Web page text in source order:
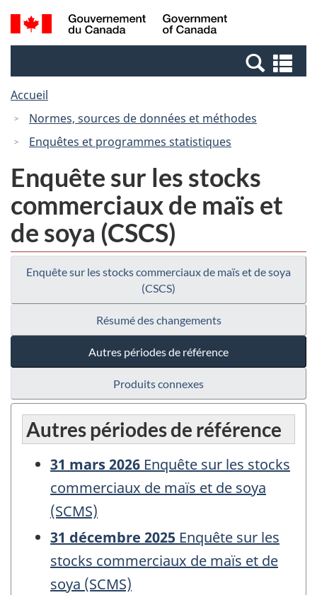
Passer
au
Passer
à
Canada
Recherche
et
et
Accueil
Normes, sources de données et méthodes
Enquêtes et programmes statistiques
Enquête sur les stocks
commerciaux de maïs et
de soya (CSCS)
Enquête sur les stocks commerciaux de maïs et de soya
(CSCS)
Résumé des changements
Autres périodes de référence
Produits connexes
Autres périodes de référence
31 mars 2026 Enquête sur les stocks
commerciaux de maïs et de soya
(SCMS)
31 décembre 2025 Enquête sur les
stocks commerciaux de maïs et de
soya (SCMS)